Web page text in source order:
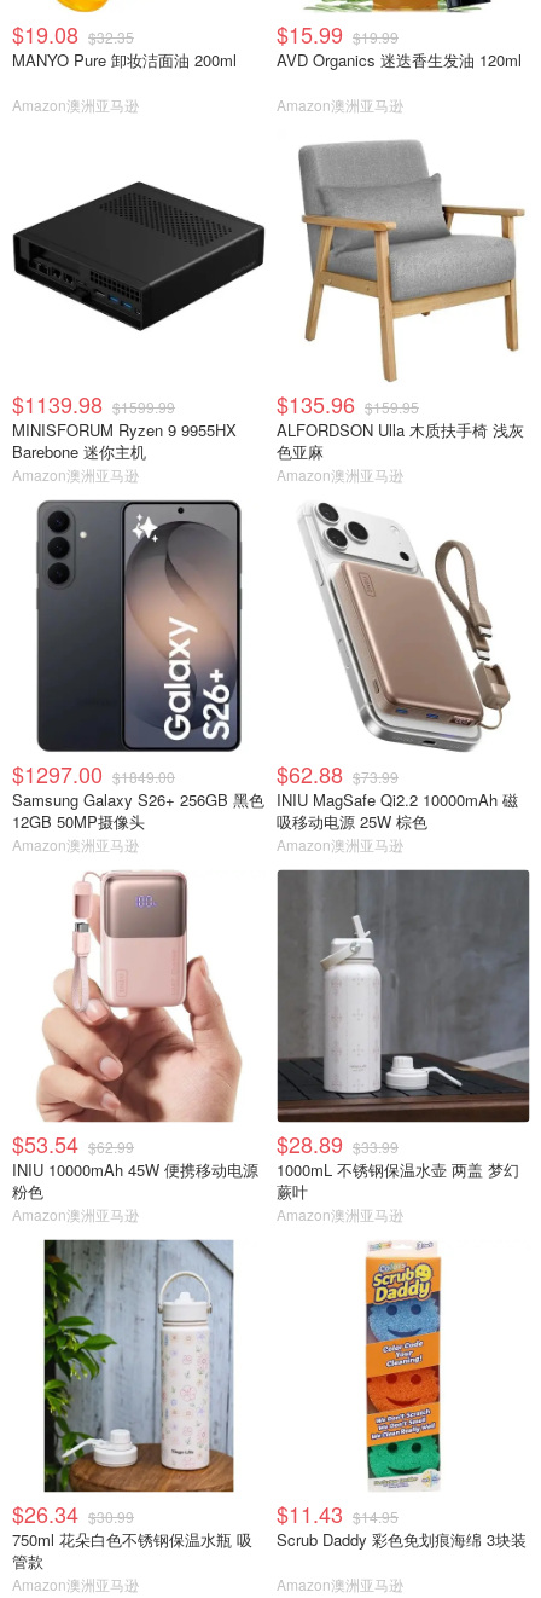
$19.08 $32.35
MANYO Pure 卸妆洁面油 200ml
Amazon澳洲亚马逊
$15.99 $19.99
AVD Organics 迷迭香生发油 120ml
Amazon澳洲亚马逊
$1139.98 $1599.99
MINISFORUM Ryzen 9 9955HX
Barebone 迷你主机
Amazon澳洲亚马逊
$135.96 $159.95
ALFORDSON Ulla 木质扶手椅 浅灰
色亚麻
Amazon澳洲亚马逊
$1297.00 $1849.00
Samsung Galaxy S26+ 256GB 黑色
12GB 50MP摄像头
Amazon澳洲亚马逊
$62.88 $73.99
INIU MagSafe Qi2.2 10000mAh 磁
吸移动电源 25W 棕色
Amazon澳洲亚马逊
$53.54 $62.99
INIU 10000mAh 45W 便携移动电源
粉色
Amazon澳洲亚马逊
$28.89 $33.99
1000mL 不锈钢保温水壶 两盖 梦幻
蕨叶
Amazon澳洲亚马逊
$26.34 $30.99
750ml 花朵白色不锈钢保温水瓶 吸
管款
Amazon澳洲亚马逊
$11.43 $14.95
Scrub Daddy 彩色免划痕海绵 3块装
Amazon澳洲亚马逊